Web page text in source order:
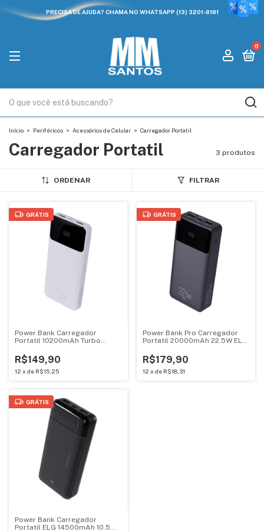
PRECISA DE AJUDA? CHAMA NO WHATSAPP (13) 3201-8181
0
Início > Periféricos > Acessórios de Celular > Carregador Portatil
Carregador Portatil 3 produtos
ORDENAR FILTRAR
GRÁTIS
Power Bank Carregador
Portatil 10200mAh Turbo
Branco
R$149,90
12 x de R$15,25
GRÁTIS
Power Bank Pro Carregador
Portatil 20000mAh 22.5W ELG
PB200BK
R$179,90
12 x de R$18,31
GRÁTIS
Power Bank Carregador
Portatil ELG 14500mAh 10.5W